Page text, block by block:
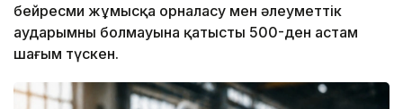
бейресми жұмысқа орналасу мен әлеуметтік
аударымның болмауына қатысты 500-ден астам
шағым түскен.